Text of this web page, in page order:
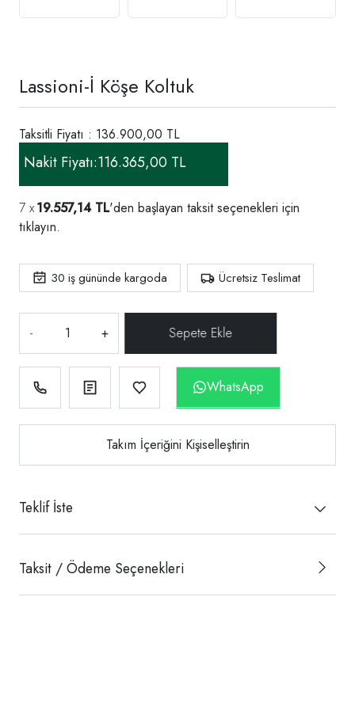
Lassioni-İ Köşe Koltuk
Taksitli Fiyatı : 136.900,00 TL
Nakit Fiyatı:116.365,00 TL
19.557,14 TL'den başlayan taksit seçenekleri için
tıklayın.
30 iş gününde kargoda Ücretsiz Teslimat
- +
WhatsApp
Takım İçeriğini Kişiselleştirin
Teklif İste
Taksit / Ödeme Seçenekleri